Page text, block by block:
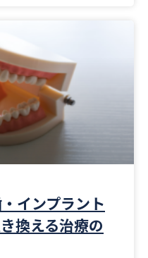
インプラント
換える治療の